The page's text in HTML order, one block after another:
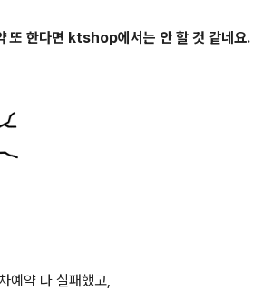
또 한다면 ktshop에서는 안 할 것 같네요.
예약 다 실패했고,